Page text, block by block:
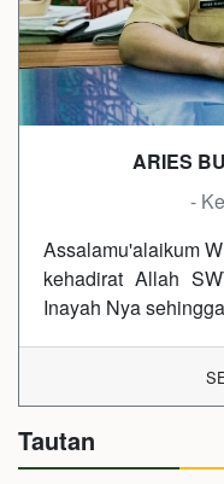
ARIES
-
Assalamu'alaikum
kehadirat Allah
Inayah Nya
Tautan